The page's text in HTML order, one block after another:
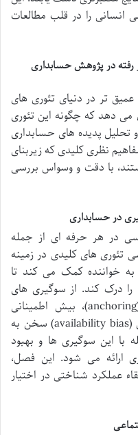
انسانی را در قلب مطالعات
در پژوهش حسابداری
تر در دنیای تئوری های
دهد که چگونه این تئوری
تحلیل پدیده های حسابداری
نظری کلیدی که زیربنای
با دقت و وسواس بررسی
در هر حرفه ای از جمله
تئوری های کلیدی در زمینه
خواننده کمک می کند تا
را درک کند. از سوگیری های
شناختی رایج مانند لنگر انداختن (anchoring)، بیش اطمینانی
(overconfidence) و دسترسی پذیری (availability bias) سخن به
با این سوگیری ها و بهبود
ارائه می شود. این فصل،
عملکرد شناختی در اختیار